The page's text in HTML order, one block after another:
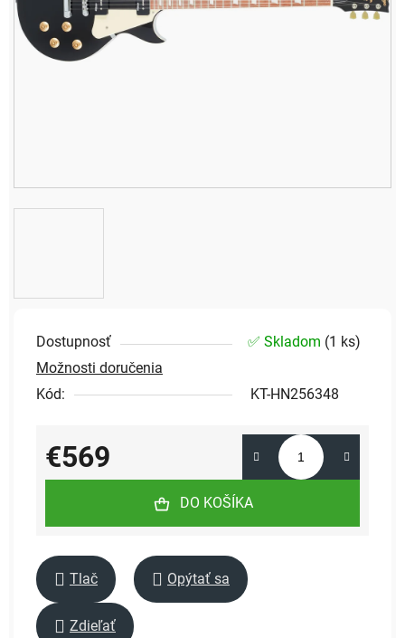
Dostupnosť ✅ Skladom (1 ks)
Možnosti doručenia
Kód:
KT-HN256348
€569
Jednotková cena:
DO KOŠÍKA
Tlač Opýtať sa
Zdieľať